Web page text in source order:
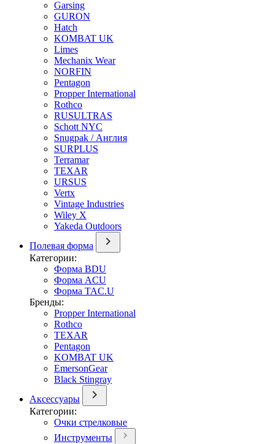
Garsing
GURON
Hatch
KOMBAT UK
Limes
Mechanix Wear
NORFIN
Pentagon
Propper International
Rothco
RUSULTRAS
Schott NYC
Snugpak / Англия
SURPLUS
Terramar
TEXAR
URSUS
Vertx
Vintage Industries
Wiley X
Yakeda Outdoors
Полевая форма
Категории:
Форма BDU
Форма ACU
Форма TAC.U
Бренды:
Propper International
Rothco
TEXAR
Pentagon
KOMBAT UK
EmersonGear
Black Stingray
Аксессуары
Категории:
Очки стрелковые
Инструменты